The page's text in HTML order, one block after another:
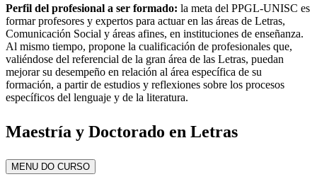
Perfil del profesional a ser formado: la meta del PPGL-UNISC es
formar profesores y expertos para actuar en las áreas de Letras,
Comunicación Social y áreas afines, en instituciones de enseñanza.
Al mismo tiempo, propone la cualificación de profesionales que,
valiéndose del referencial de la gran área de las Letras, puedan
mejorar su desempeño en relación al área específica de su
formación, a partir de estudios y reflexiones sobre los procesos
específicos del lenguaje y de la literatura.
Maestría y Doctorado en Letras
MENU DO CURSO